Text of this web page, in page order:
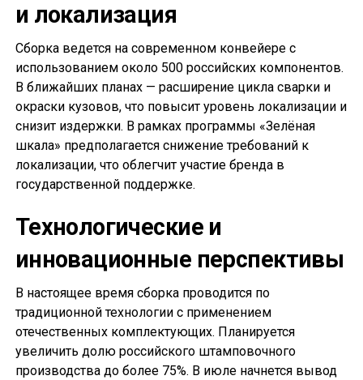
и локализация
Сборка ведется на современном конвейере с
использованием около 500 российских компонентов.
В ближайших планах — расширение цикла сварки и
окраски кузовов, что повысит уровень локализации и
снизит издержки. В рамках программы «Зелёная
шкала» предполагается снижение требований к
локализации, что облегчит участие бренда в
государственной поддержке.
Технологические и
инновационные перспективы
В настоящее время сборка проводится по
традиционной технологии с применением
отечественных комплектующих. Планируется
увеличить долю российского штамповочного
производства до более 75%. В июле начнется вывод